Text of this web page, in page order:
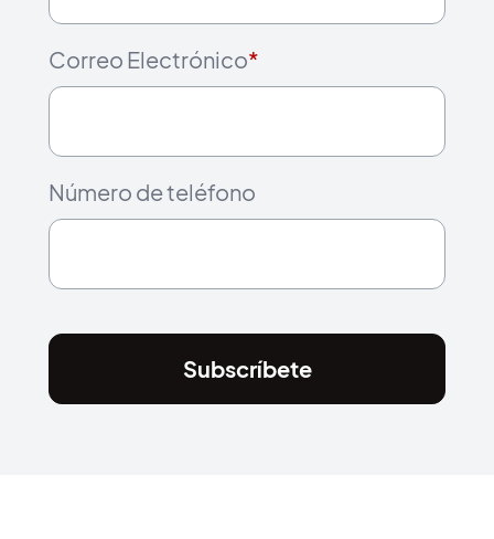
Correo Electrónico*
Número de teléfono
Subscríbete